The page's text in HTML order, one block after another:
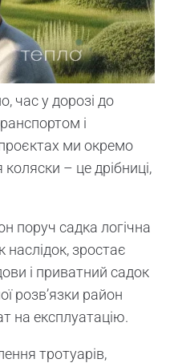
час у дорозі до
і
ми окремо
– це дрібниці,
поруч садка логічна
наслідок, зростає
і приватний садок
розв’язки район
на експлуатацію.
тротуарів,